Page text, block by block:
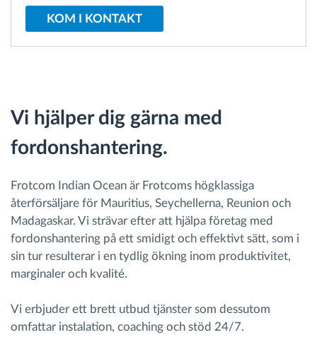
Automatisk förare identifiering
Vi löser varje flottas verksamhetsbehov
Sparkalkylator
KOM I KONTAKT
Vi hjälper dig gärna med
fordonshantering.
Frotcom Indian Ocean är Frotcoms högklassiga
återförsäljare för Mauritius, Seychellerna, Reunion och
Madagaskar. Vi strävar efter att hjälpa företag med
fordonshantering på ett smidigt och effektivt sätt, som i
sin tur resulterar i en tydlig ökning inom produktivitet,
marginaler och kvalité.
Vi erbjuder ett brett utbud tjänster som dessutom
omfattar instalation, coaching och stöd 24/7.